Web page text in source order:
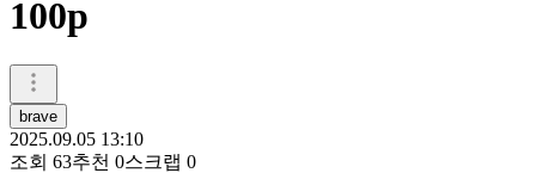
100p
brave
2025.09.05 13:10
조회 63추천 0스크랩 0